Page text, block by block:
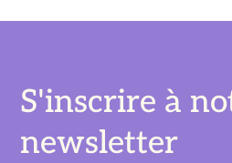
S'inscrire à
newsletter